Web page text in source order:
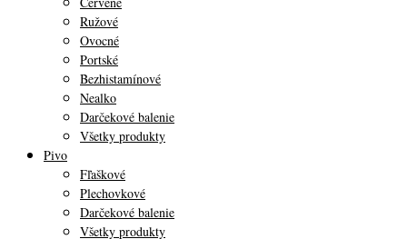
Ružové
Ovocné
Portské
Bezhistamínové
Nealko
Darčekové balenie
Všetky produkty
Pivo
Fľaškové
Plechovkové
Darčekové balenie
Všetky produkty